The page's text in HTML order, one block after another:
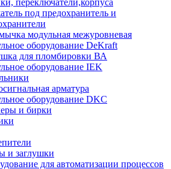
переключатели,корпуса
под предохранитель и
модульная межуровневая
оборудование DeKraft
для пломбировки ВА
оборудование IEK
арматура
оборудование DKC
и бирки
и заглушки
для автоматизации процессов